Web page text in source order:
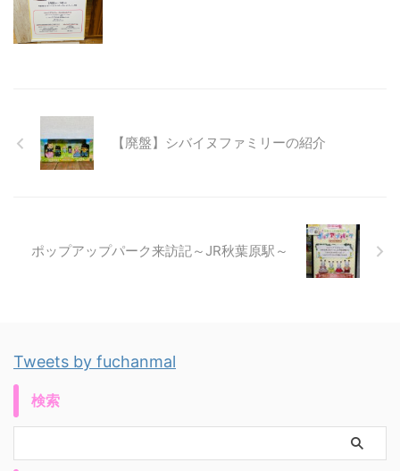
【廃盤】シバイヌファミリーの紹介
ポップアップパーク来訪記～JR秋葉原駅～
Tweets by fuchanmal
検索